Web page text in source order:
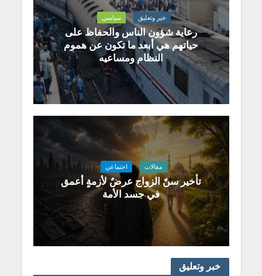
خبر وتعليق سياسي
رعاية شؤون الناس والحفاظ على
حياتهم هي أبعد ما تكون عن هموم
النظام ومساعيه
مقالات اجتماعي
تأخير سنّ الزواج عرضٌ لأزمةٍ أعمق
في جسد الأمة
خبر وتعليق